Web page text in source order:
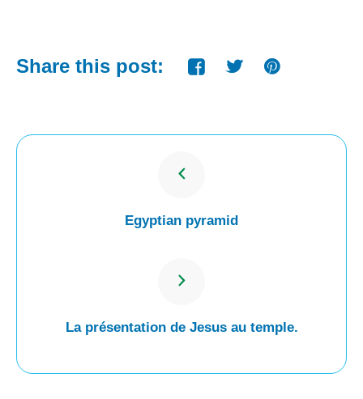
Share this post:
Egyptian pyramid
La présentation de Jesus au temple.